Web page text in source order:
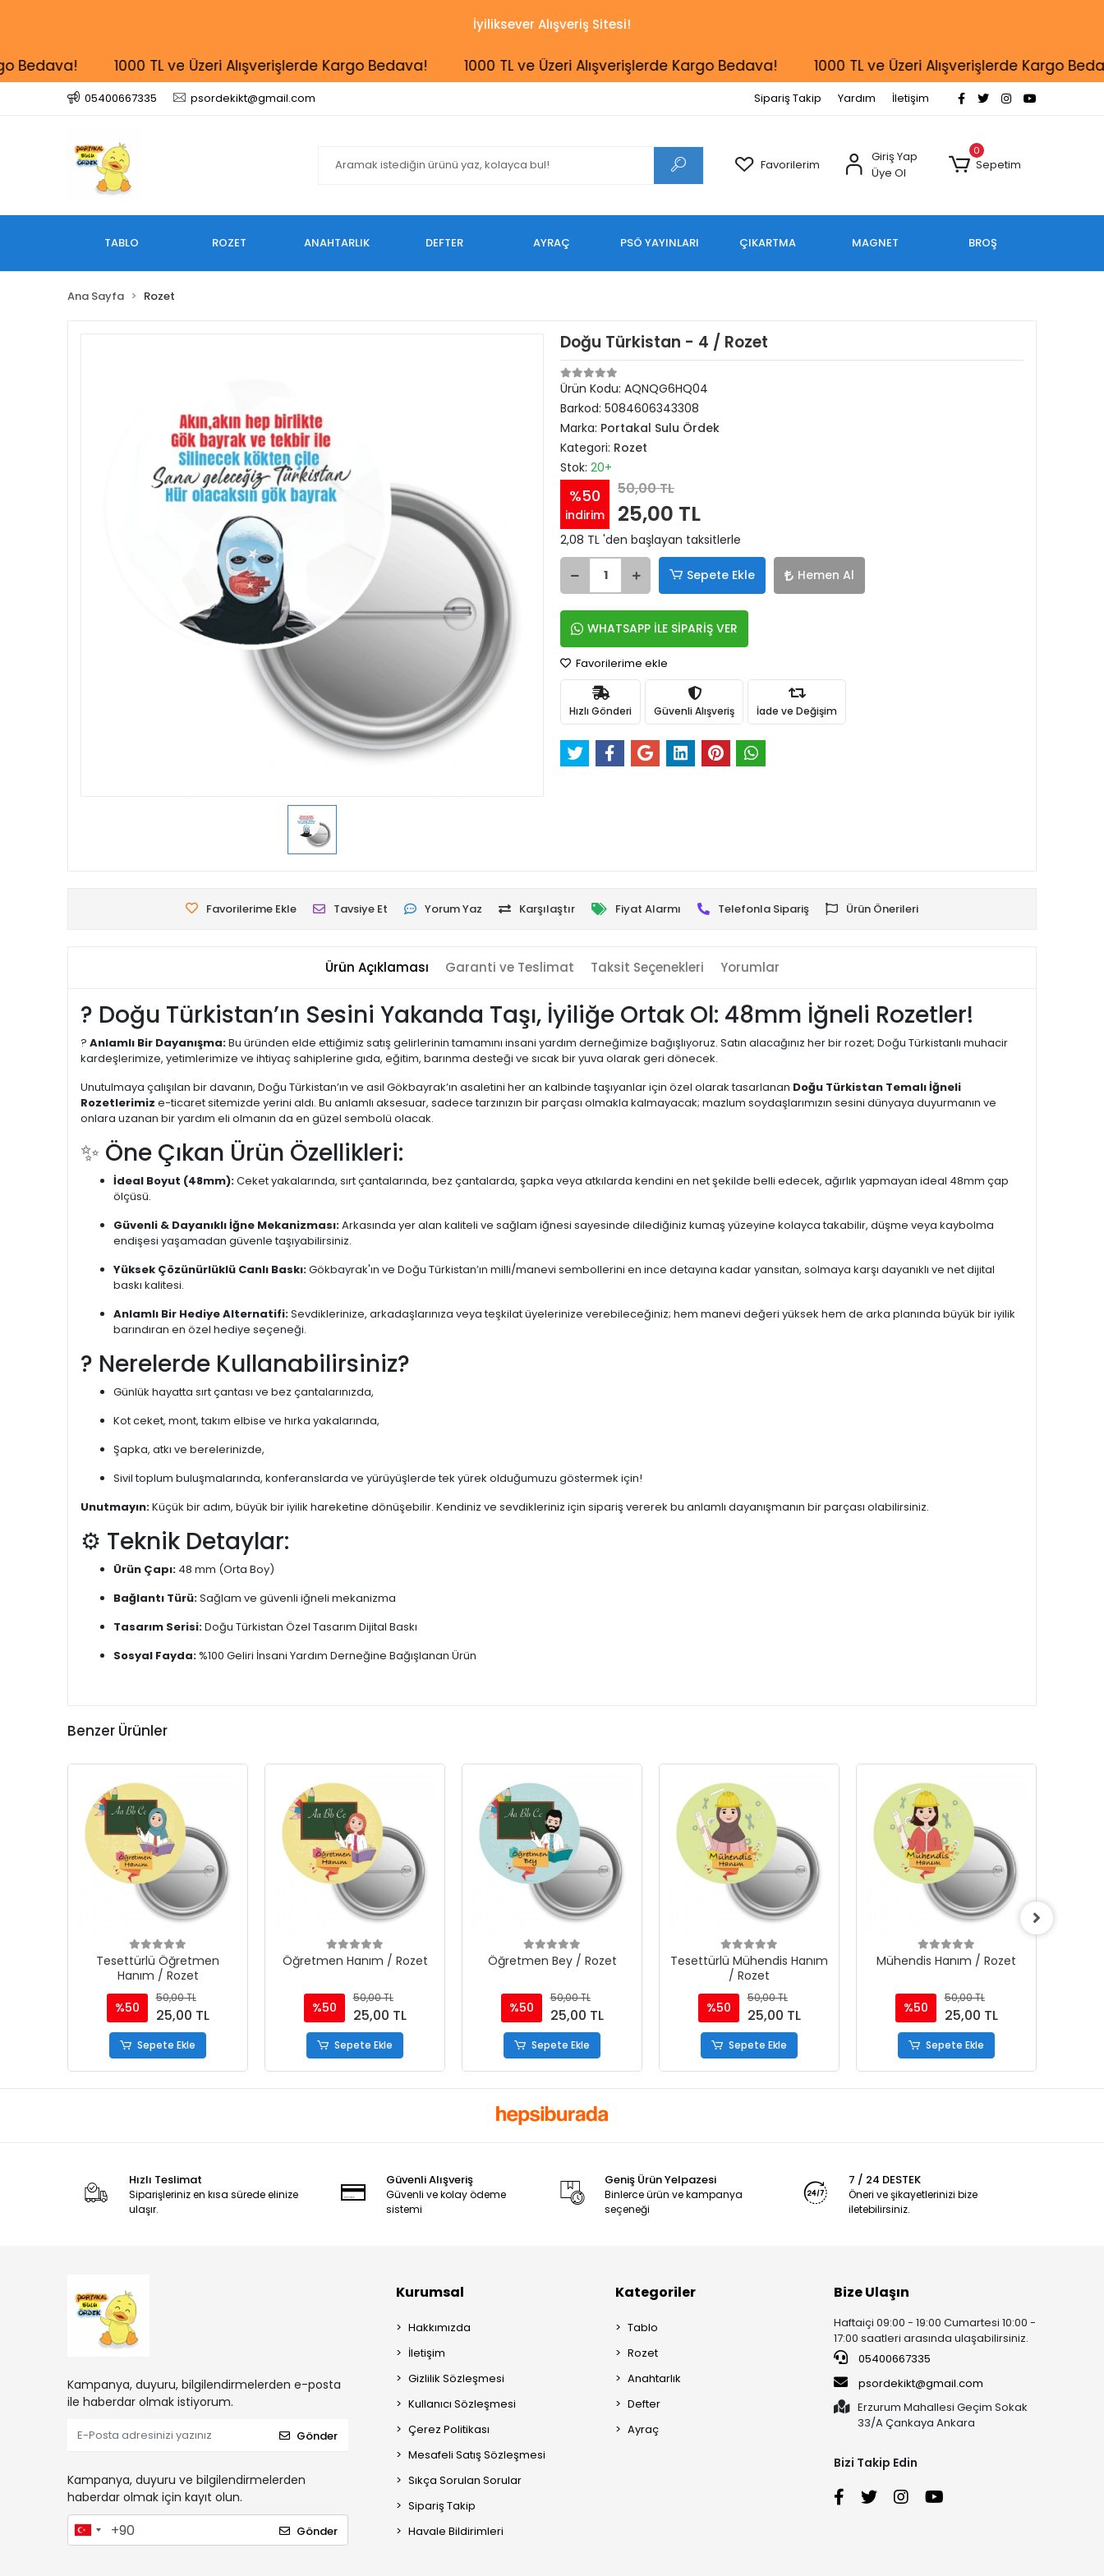
İyiliksever Alışveriş Sitesi!
1000 TL ve Üzeri Alışverişlerde Kargo Bedava! 1000 TL ve Üzeri Alışverişlerde Kargo Bedava! 1000 TL ve Üzeri Alışverişlerde Kargo Bedava!
05400667335 psordekikt@gmail.com Sipariş Takip Yardım İletişim
Favorilerim
Giriş Yap
Üye Ol
0
Sepetim
TABLO ROZET ANAHTARLIK DEFTER AYRAÇ PSÖ YAYINLARI ÇIKARTMA MAGNET BROŞ
Ana Sayfa Rozet
Doğu Türkistan - 4 / Rozet
Ürün Kodu: AQNQG6HQ04
Barkod: 5084606343308
Marka: Portakal Sulu Ördek
Kategori: Rozet
Stok: 20+
%50
indirim
50,00 TL
25,00 TL
2,08 TL 'den başlayan taksitlerle
Sepete Ekle Hemen Al
WHATSAPP İLE SİPARİŞ VER
Favorilerime ekle
Hızlı Gönderi Güvenli Alışveriş İade ve Değişim
Favorilerime Ekle Tavsiye Et Yorum Yaz Karşılaştır Fiyat Alarmı Telefonla Sipariş Ürün Önerileri
Ürün Açıklaması Garanti ve Teslimat Taksit Seçenekleri Yorumlar
? Doğu Türkistan’ın Sesini Yakanda Taşı, İyiliğe Ortak Ol: 48mm İğneli Rozetler!
? Anlamlı Bir Dayanışma:Bu üründen elde ettiğimiz satış gelirlerinin tamamını insani yardım derneğimize bağışlıyoruz. Satın alacağınız her bir rozet; Doğu Türkistanlı muhacir
kardeşlerimize, yetimlerimize ve ihtiyaç sahiplerine gıda, eğitim, barınma desteği ve sıcak bir yuva olarak geri dönecek.
Unutulmaya çalışılan bir davanın, Doğu Türkistan’ın ve asil Gökbayrak’ın asaletini her an kalbinde taşıyanlar için özel olarak tasarlanan Doğu Türkistan Temalı İğneli
Rozetlerimiz e-ticaret sitemizde yerini aldı. Bu anlamlı aksesuar, sadece tarzınızın bir parçası olmakla kalmayacak; mazlum soydaşlarımızın sesini dünyaya duyurmanın ve
onlara uzanan bir yardım eli olmanın da en güzel sembolü olacak.
✨ Öne Çıkan Ürün Özellikleri:
İdeal Boyut (48mm):Ceket yakalarında, sırt çantalarında, bez çantalarda, şapka veya atkılarda kendini en net şekilde belli edecek, ağırlık yapmayan ideal 48mm çap
ölçüsü.
Güvenli & Dayanıklı İğne Mekanizması:Arkasında yer alan kaliteli ve sağlam iğnesi sayesinde dilediğiniz kumaş yüzeyine kolayca takabilir, düşme veya kaybolma
endişesi yaşamadan güvenle taşıyabilirsiniz.
Yüksek Çözünürlüklü Canlı Baskı:Gökbayrak'ın ve Doğu Türkistan’ın milli/manevi sembollerini en ince detayına kadar yansıtan, solmaya karşı dayanıklı ve net dijital
baskı kalitesi.
Anlamlı Bir Hediye Alternatifi:Sevdiklerinize, arkadaşlarınıza veya teşkilat üyelerinize verebileceğiniz; hem manevi değeri yüksek hem de arka planında büyük bir iyilik
barındıran en özel hediye seçeneği.
? Nerelerde Kullanabilirsiniz?
Günlük hayatta sırt çantası ve bez çantalarınızda,
Kot ceket, mont, takım elbise ve hırka yakalarında,
Şapka, atkı ve berelerinizde,
Sivil toplum buluşmalarında, konferanslarda ve yürüyüşlerde tek yürek olduğumuzu göstermek için!
Unutmayın:Küçük bir adım, büyük bir iyilik hareketine dönüşebilir. Kendiniz ve sevdikleriniz için sipariş vererek bu anlamlı dayanışmanın bir parçası olabilirsiniz.
⚙️ Teknik Detaylar:
Ürün Çapı: 48 mm (Orta Boy)
Bağlantı Türü:Sağlam ve güvenli iğneli mekanizma
Tasarım Serisi:Doğu Türkistan Özel Tasarım Dijital Baskı
Sosyal Fayda: %100 Geliri İnsani Yardım Derneğine Bağışlanan Ürün
Benzer Ürünler
Tesettürlü Öğretmen
Hanım / Rozet
%50
50,00 TL
25,00 TL
Sepete Ekle
Öğretmen Hanım / Rozet
%50
50,00 TL
25,00 TL
Sepete Ekle
Öğretmen Bey / Rozet
%50
50,00 TL
25,00 TL
Sepete Ekle
Tesettürlü Mühendis Hanım
/ Rozet
%50
50,00 TL
25,00 TL
Sepete Ekle
Mühendis Hanım / Rozet
%50
50,00 TL
25,00 TL
Sepete Ekle
Hızlı Teslimat
Siparişleriniz en kısa sürede elinize
ulaşır.
Güvenli Alışveriş
Güvenli ve kolay ödeme
sistemi
Geniş Ürün Yelpazesi
Binlerce ürün ve kampanya
seçeneği
7 / 24 DESTEK
Öneri ve şikayetlerinizi bize
iletebilirsiniz.
Kampanya, duyuru, bilgilendirmelerden e-posta
ile haberdar olmak istiyorum.
Gönder
Kampanya, duyuru ve bilgilendirmelerden
haberdar olmak için kayıt olun.
Gönder
Kurumsal
Hakkımızda
İletişim
Gizlilik Sözleşmesi
Kullanıcı Sözleşmesi
Çerez Politikası
Mesafeli Satış Sözleşmesi
Sıkça Sorulan Sorular
Sipariş Takip
Havale Bildirimleri
Kategoriler
Tablo
Rozet
Anahtarlık
Defter
Ayraç
Bize Ulaşın
Haftaiçi 09:00 - 19:00 Cumartesi 10:00 -
17:00 saatleri arasında ulaşabilirsiniz.
05400667335
psordekikt@gmail.com
Erzurum Mahallesi Geçim Sokak
33/A Çankaya Ankara
Bizi Takip Edin